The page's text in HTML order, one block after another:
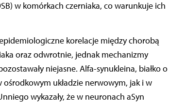
w komórkach czerniaka, co warunkuje ich
korelacje między chorobą
oraz odwrotnie, jednak mechanizmy
niejasne. Alfa-synukleina, białko o
układzie nerwowym, jak i w
wykazały, że w neuronach aSyn